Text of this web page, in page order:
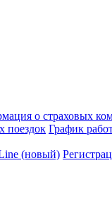
о страховых
поездок График
(новый)